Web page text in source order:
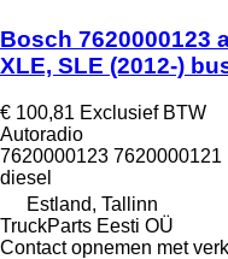
Bosch 7620000123
XLE, SLE (2012-)
€ 100,81 Exclusief BTW
Autoradio
7620000123 7620000121
diesel
Estland, Tallinn
TruckParts Eesti OÜ
Contact opnemen met